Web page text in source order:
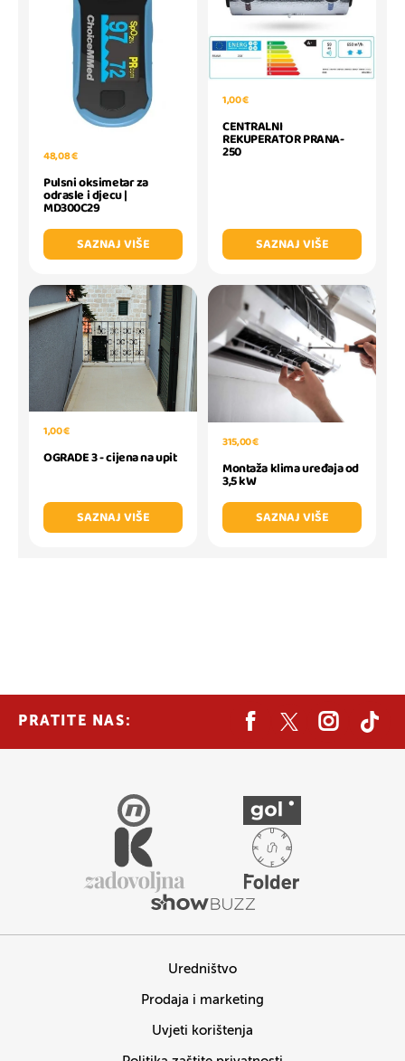
48,08 €
Pulsni oksimetar za
odrasle i djecu |
MD300C29
SAZNAJ VIŠE
1,00 €
CENTRALNI
REKUPERATOR PRANA-
250
SAZNAJ VIŠE
1,00 €
OGRADE 3 - cijena na upit
SAZNAJ VIŠE
315,00 €
Montaža klima uređaja od
3,5 kW
SAZNAJ VIŠE
PRATITE NAS:
Uredništvo
Prodaja i marketing
Uvjeti korištenja